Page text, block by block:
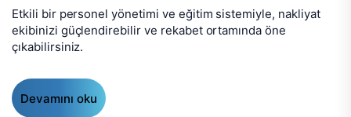
Etkili bir personel yönetimi ve eğitim sistemiyle, nakliyat
ekibinizi güçlendirebilir ve rekabet ortamında öne
çıkabilirsiniz.
Devamını oku